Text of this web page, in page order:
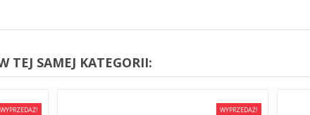
TEJ SAMEJ KATEGORII:
WYPRZEDAŻ! WYPRZEDAŻ!